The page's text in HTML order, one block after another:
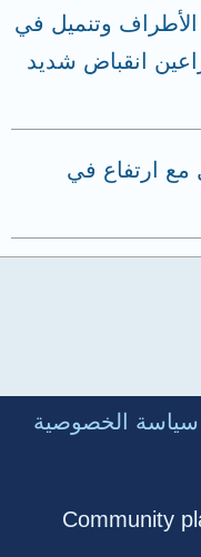
الأطراف وتنميل في
انقباض شديد
مع ارتفاع في
سياسة الخصوصية
Community